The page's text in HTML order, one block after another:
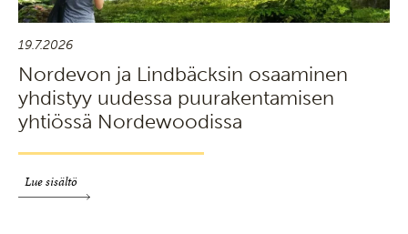
19.7.2026
Nordevon ja Lindbäcksin osaaminen
yhdistyy uudessa puurakentamisen
yhtiössä Nordewoodissa
Lue sisältö